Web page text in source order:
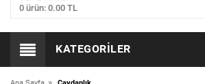
0 ürün: 0.00 TL
KATEGORILER